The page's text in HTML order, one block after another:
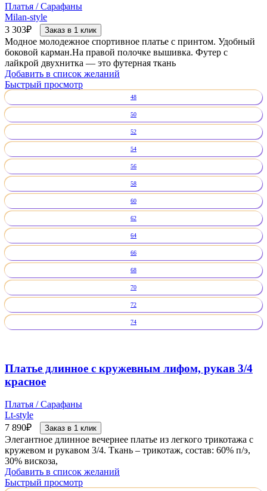
Платья / Сарафаны
Milan-style
3 303₽ Заказ в 1 клик
Модное молодежное спортивное платье с принтом. Удобный
боковой карман.На правой полочке вышивка. Футер с
лайкрой двухнитка — это футерная ткань
Добавить в список желаний
Быстрый просмотр
48
50
52
54
56
58
60
62
64
66
68
70
72
74
Платье длинное с кружевным лифом, рукав 3/4
красное
Платья / Сарафаны
Lt-style
7 890₽ Заказ в 1 клик
Элегантное длинное вечернее платье из легкого трикотажа с
кружевом и рукавом 3/4. Ткань – трикотаж, состав: 60% п/э,
30% вискоза,
Добавить в список желаний
Быстрый просмотр